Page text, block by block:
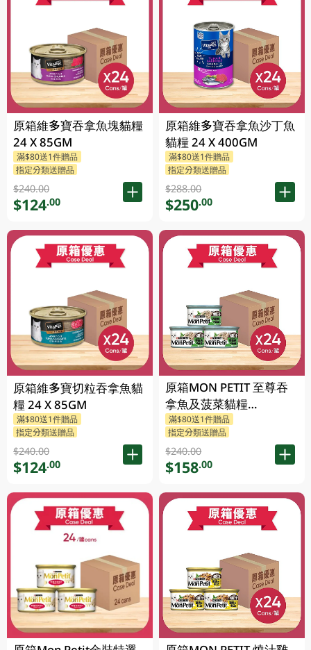
原箱維多寶吞拿魚塊貓糧
24 X 85GM
滿$80送1件贈品
指定分類送贈品
$240.00
$124.00
原箱維多寶切粒吞拿魚貓
糧 24 X 85GM
滿$80送1件贈品
指定分類送贈品
$240.00
$124.00
原箱維多寶吞拿魚沙丁魚
貓糧 24 X 400GM
滿$80送1件贈品
指定分類送贈品
$288.00
$250.00
原箱MON PETIT 至尊吞
拿魚及菠菜貓糧
24X85GM
滿$80送1件贈品
指定分類送贈品
$240.00
$158.00